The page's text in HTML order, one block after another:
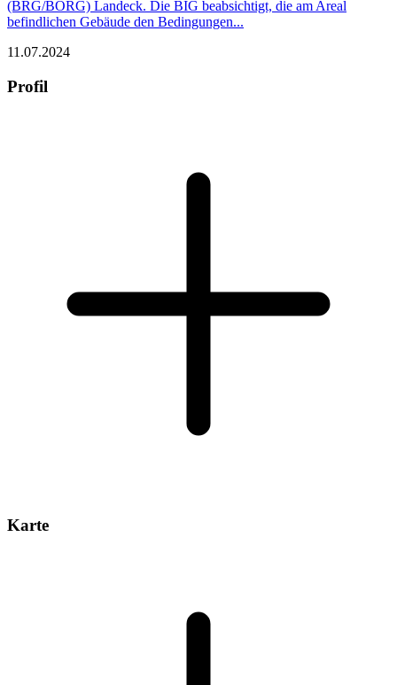
(BRG/BORG) Landeck. Die BIG beabsichtigt, die am Areal
befindlichen Gebäude den Bedingungen...
11.07.2024
Profil
Karte